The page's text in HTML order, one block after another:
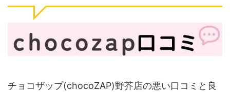
チョコザップ(chocoZAP)野芥店の悪い口コミと良